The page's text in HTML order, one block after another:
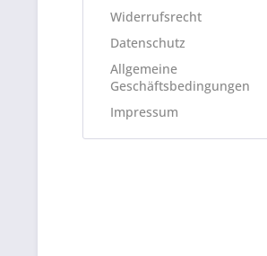
Widerrufsrecht
Datenschutz
Allgemeine
Geschäftsbedingungen
Impressum